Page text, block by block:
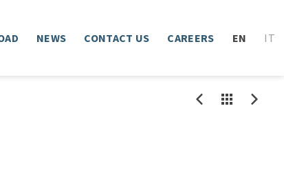
EN IT
NEWS CONTACT US CAREERS